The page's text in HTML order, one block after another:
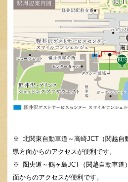
北関東自動車道～高崎JCT（関越自
県方面からのアクセスが便利です。
圏央道～鶴ヶ島JCT（関越自動車道
面からのアクセスが便利です。